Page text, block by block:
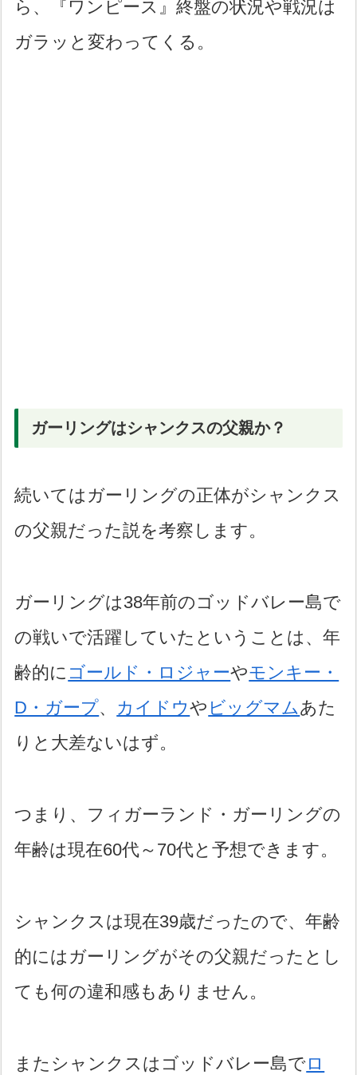
ら、『ワンピース』終盤の状況や戦況は
ガラッと変わってくる。
ガーリングはシャンクスの父親か？
続いてはガーリングの正体がシャンクス
の父親だった説を考察します。
ガーリングは38年前のゴッドバレー島で
の戦いで活躍していたということは、年
齢的に ゴールド・ロジャーやモンキー・
D・ガープ、 カイドウや ビッグマムあた
りと大差ないはず。
つまり、フィガーランド・ガーリングの
年齢は現在60代～70代と予想できます。
シャンクスは現在39歳だったので、年齢
的にはガーリングがその父親だったとし
ても何の違和感もありません。
またシャンクスはゴッドバレー島でロ